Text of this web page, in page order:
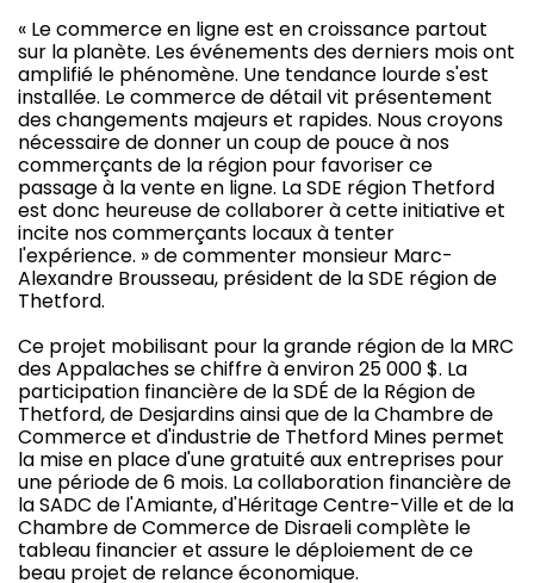
« Le commerce en ligne est en croissance partout
sur la planète. Les événements des derniers mois ont
amplifié le phénomène. Une tendance lourde s'est
installée. Le commerce de détail vit présentement
des changements majeurs et rapides. Nous croyons
nécessaire de donner un coup de pouce à nos
commerçants de la région pour favoriser ce
passage à la vente en ligne. La SDE région Thetford
est donc heureuse de collaborer à cette initiative et
incite nos commerçants locaux à tenter
l'expérience. » de commenter monsieur Marc-
Alexandre Brousseau, président de la SDE région de
Thetford.
Ce projet mobilisant pour la grande région de la MRC
des Appalaches se chiffre à environ 25 000 $. La
participation financière de la SDÉ de la Région de
Thetford, de Desjardins ainsi que de la Chambre de
Commerce et d'industrie de Thetford Mines permet
la mise en place d'une gratuité aux entreprises pour
une période de 6 mois. La collaboration financière de
la SADC de l'Amiante, d'Héritage Centre-Ville et de la
Chambre de Commerce de Disraeli complète le
tableau financier et assure le déploiement de ce
beau projet de relance économique.